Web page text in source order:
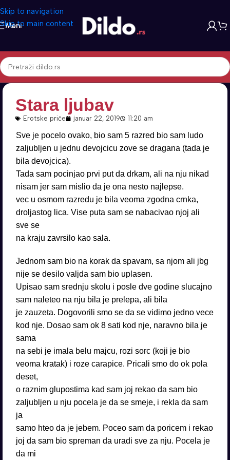
Skip to navigation
Skip to main content
Meni
Stara ljubav
Erotske priče januar 22, 2019 11:20 am
Sve je pocelo ovako, bio sam 5 razred bio sam ludo
zaljubljen u jednu devojcicu zove se dragana (tada je
bila devojcica).
Tada sam pocinjao prvi put da drkam, ali na nju nikad
nisam jer sam mislio da je ona nesto najlepse.
vec u osmom razredu je bila veoma zgodna crnka,
droljastog lica. Vise puta sam se nabacivao njoj ali
sve se
na kraju zavrsilo kao sala.
Jednom sam bio na korak da spavam, sa njom ali jbg
nije se desilo valjda sam bio uplasen.
Upisao sam srednju skolu i posle dve godine slucajno
sam naleteo na nju bila je prelepa, ali bila
je zauzeta. Dogovorili smo se da se vidimo jedno vece
kod nje. Dosao sam ok 8 sati kod nje, naravno bila je
sama
na sebi je imala belu majcu, rozi sorc (koji je bio
veoma kratak) i roze carapice. Pricali smo do ok pola
deset,
o raznim glupostima kad sam joj rekao da sam bio
zaljubljen u nju pocela je da se smeje, i rekla da sam
ja
samo hteo da je jebem. Poceo sam da poricem i rekao
joj da sam bio spreman da uradi sve za nju. Pocela je
da mi